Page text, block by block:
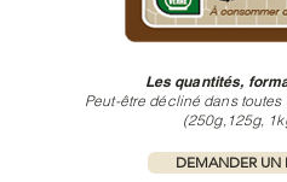
Les quantités,
Peut-être décliné dans
(250g,125g,
DEMANDER UN